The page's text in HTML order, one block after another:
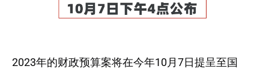
2023年的财政预算案将在今年10月7日提呈至国